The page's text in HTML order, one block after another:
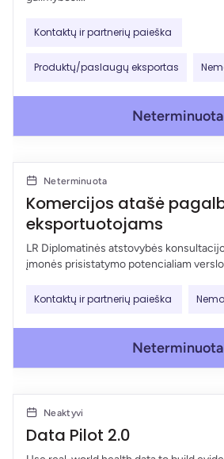
Kontaktų ir partnerių paieška
Produktų/paslaugų eksportas
Neterminuota
Neterminuota
Komercijos atašė
eksportuotojams
LR Diplomatinės atstovybės
įmonės prisistatymo potencialiam
Kontaktų ir partnerių paieška
Neterminuota
Neaktyvi
Data Pilot 2.0